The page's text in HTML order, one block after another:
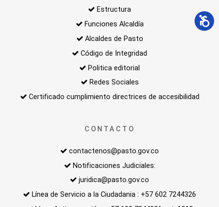
Estructura
Funciones Alcaldía
Alcaldes de Pasto
Código de Integridad
Politica editorial
Redes Sociales
Certificado cumplimiento directrices de accesibilidad
CONTACTO
contactenos@pasto.gov.co
Notificaciones Judiciales:
juridica@pasto.gov.co
Línea de Servicio a la Ciudadania : +57 602 7244326